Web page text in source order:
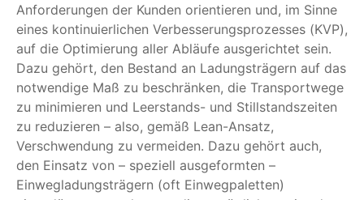
Anforderungen der Kunden orientieren und, im Sinne
eines kontinuierlichen Verbesserungsprozesses (KVP),
auf die Optimierung aller Abläufe ausgerichtet sein.
Dazu gehört, den Bestand an Ladungsträgern auf das
notwendige Maß zu beschränken, die Transportwege
zu minimieren und Leerstands- und Stillstandszeiten
zu reduzieren – also, gemäß Lean-Ansatz,
Verschwendung zu vermeiden. Dazu gehört auch,
den Einsatz von – speziell ausgeformten –
Einwegladungsträgern (oft Einwegpaletten)